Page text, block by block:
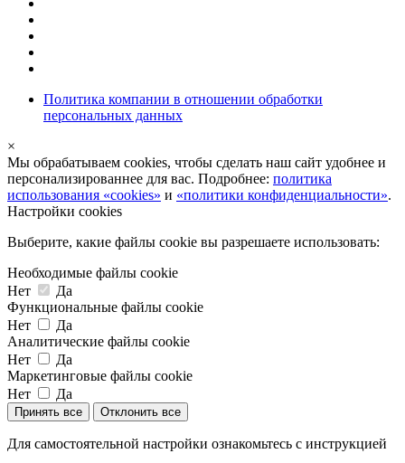
Политика компании в отношении обработки
персональных данных
×
Мы обрабатываем cookies, чтобы сделать наш сайт удобнее и
персонализированнее для вас. Подробнее: политика
использования «cookies» и «политики конфиденциальности».
Настройки cookies
Выберите, какие файлы cookie вы разрешаете использовать:
Необходимые файлы cookie
Нет
Да
Функциональные файлы cookie
Нет
Да
Аналитические файлы cookie
Нет
Да
Маркетинговые файлы cookie
Нет
Да
Принять все Отклонить все
Для самостоятельной настройки ознакомьтесь с инструкцией